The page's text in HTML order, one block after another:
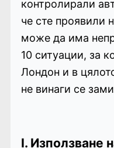
контролирали
че сте проявили
може да има
10 ситуации, за
Лондон и в
не винаги се
I. Използване